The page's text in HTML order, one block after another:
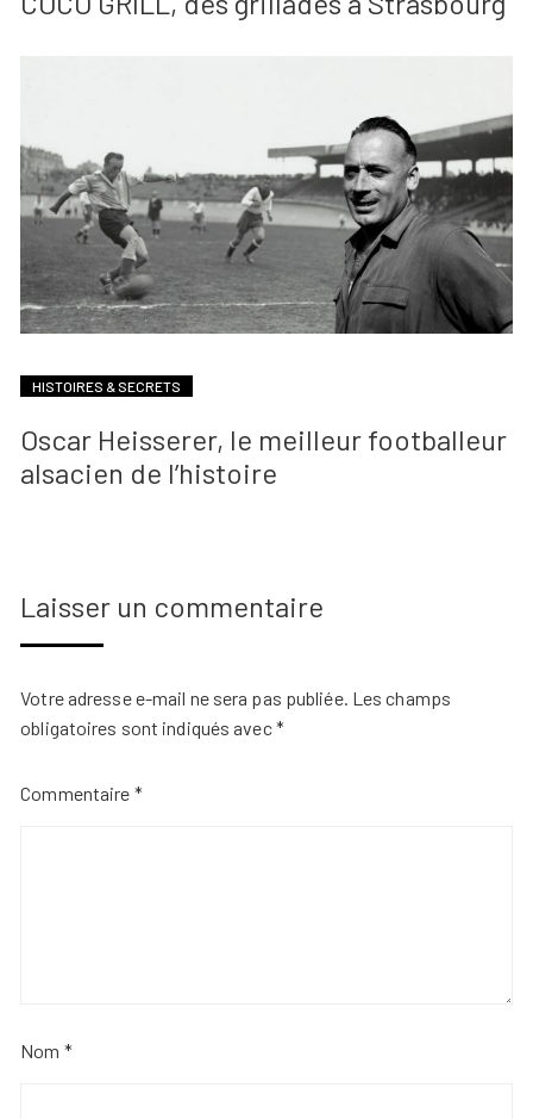
HISTOIRES & SECRETS
Oscar Heisserer, le meilleur footballeur
alsacien de l’histoire
Laisser un commentaire
Votre adresse e-mail ne sera pas publiée. Les champs
obligatoires sont indiqués avec*
Commentaire *
Nom *